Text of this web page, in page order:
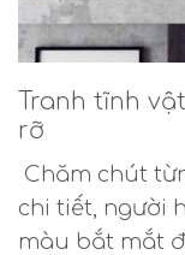
Tranh tĩnh
rỡ
Chăm chút
chi tiết, người
màu bắt mắt